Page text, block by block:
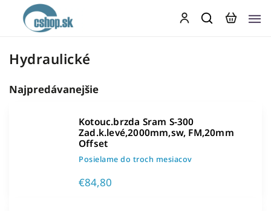
Hydraulické
Najpredávanejšie
Kotouc.brzda Sram S-300
Zad.k.levé,2000mm,sw, FM,20mm
Offset
Posielame do troch mesiacov
€84,80